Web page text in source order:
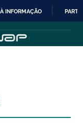
INFORMAÇÃO